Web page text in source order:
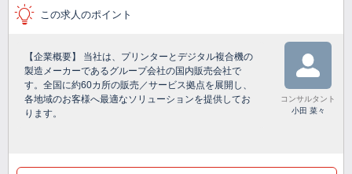
この求人のポイント
【企業概要】 当社は、プリンターとデジタル複合機の
製造メーカーであるグループ会社の国内販売会社で
す。全国に約60カ所の販売／サービス拠点を展開し、
各地域のお客様へ最適なソリューションを提供してお
ります。
コンサルタント
小田 菜々